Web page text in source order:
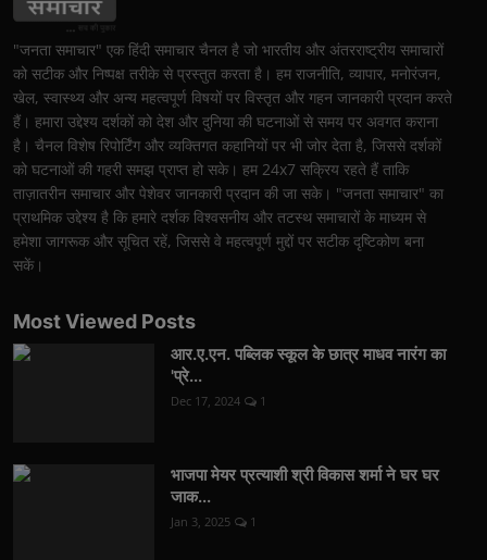
"जनता समाचार" एक हिंदी समाचार चैनल है जो भारतीय और अंतरराष्ट्रीय समाचारों
को सटीक और निष्पक्ष तरीके से प्रस्तुत करता है। हम राजनीति, व्यापार, मनोरंजन,
खेल, स्वास्थ्य और अन्य महत्वपूर्ण विषयों पर विस्तृत और गहन जानकारी प्रदान करते
हैं। हमारा उद्देश्य दर्शकों को देश और दुनिया की घटनाओं से समय पर अवगत कराना
है। चैनल विशेष रिपोर्टिंग और व्यक्तिगत कहानियों पर भी जोर देता है, जिससे दर्शकों
को घटनाओं की गहरी समझ प्राप्त हो सके। हम 24x7 सक्रिय रहते हैं ताकि
ताज़ातरीन समाचार और पेशेवर जानकारी प्रदान की जा सके। "जनता समाचार" का
प्राथमिक उद्देश्य है कि हमारे दर्शक विश्वसनीय और तटस्थ समाचारों के माध्यम से
हमेशा जागरूक और सूचित रहें, जिससे वे महत्वपूर्ण मुद्दों पर सटीक दृष्टिकोण बना
सकें।
Most Viewed Posts
आर.ए.एन. पब्लिक स्कूल के छात्र माधव नारंग का
'प्रे...
Dec 17, 2024 1
भाजपा मेयर प्रत्याशी श्री विकास शर्मा ने घर घर
जाक...
Jan 3, 2025 1